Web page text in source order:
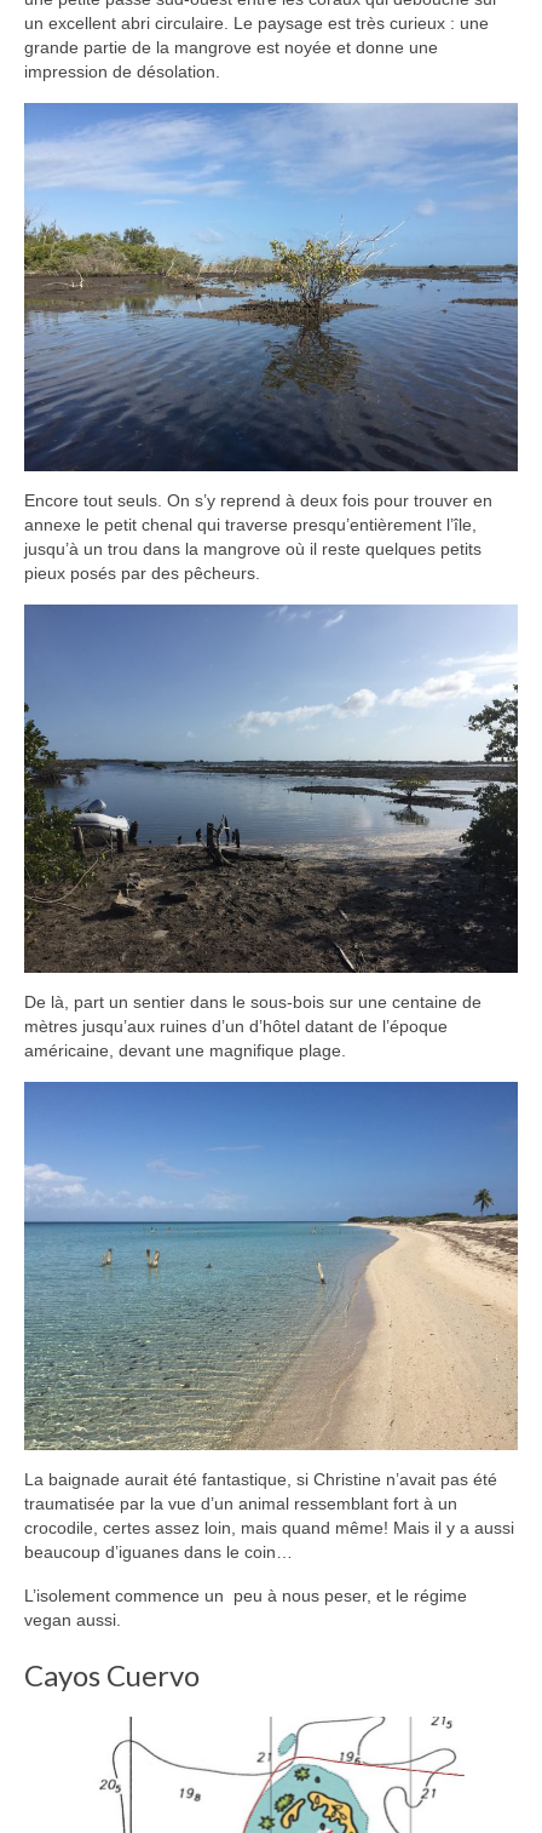
un excellent abri circulaire. Le paysage est très curieux : une
grande partie de la mangrove est noyée et donne une
impression de désolation.
Encore tout seuls. On s’y reprend à deux fois pour trouver en
annexe le petit chenal qui traverse presqu’entièrement l’île,
jusqu’à un trou dans la mangrove où il reste quelques petits
pieux posés par des pêcheurs.
De là, part un sentier dans le sous-bois sur une centaine de
mètres jusqu’aux ruines d’un d’hôtel datant de l’époque
américaine, devant une magnifique plage.
La baignade aurait été fantastique, si Christine n’avait pas été
traumatisée par la vue d’un animal ressemblant fort à un
crocodile, certes assez loin, mais quand même! Mais il y a aussi
beaucoup d’iguanes dans le coin…
L’isolement commence un peu à nous peser, et le régime
vegan aussi.
Cayos Cuervo